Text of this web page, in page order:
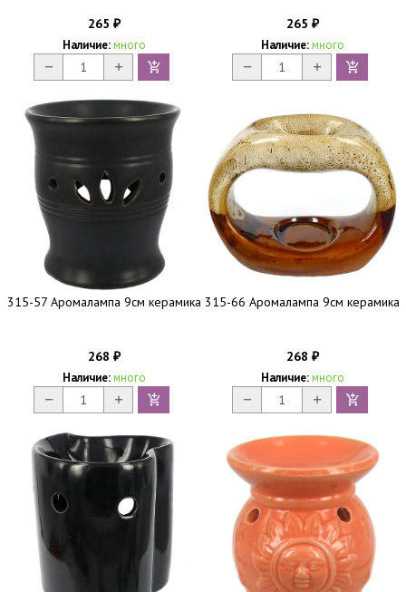
265 ₽
Наличие: много
265 ₽
Наличие: много
315-57 Аромалампа 9см керамика
268 ₽
Наличие: много
315-66 Аромалампа 9см керамика
268 ₽
Наличие: много